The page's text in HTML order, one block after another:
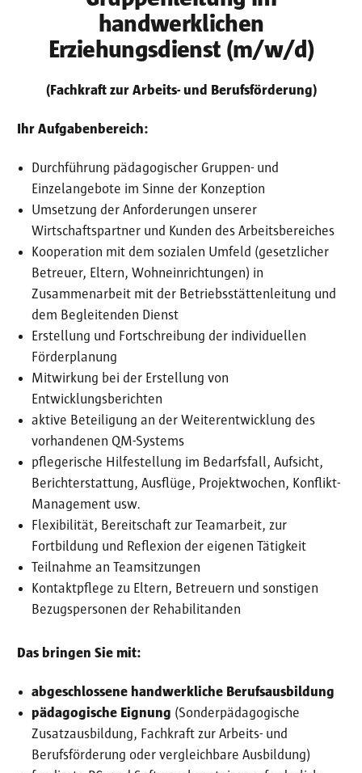
handwerklichen
Erziehungsdienst (m/w/d)
(Fachkraft zur Arbeits- und Berufsförderung)
Ihr Aufgabenbereich:
Durchführung pädagogischer Gruppen- und
Einzelangebote im Sinne der Konzeption
Umsetzung der Anforderungen unserer
Wirtschaftspartner und Kunden des Arbeitsbereiches
Kooperation mit dem sozialen Umfeld (gesetzlicher
Betreuer, Eltern, Wohneinrichtungen) in
Zusammenarbeit mit der Betriebsstättenleitung und
dem Begleitenden Dienst
Erstellung und Fortschreibung der individuellen
Förderplanung
Mitwirkung bei der Erstellung von
Entwicklungsberichten
aktive Beteiligung an der Weiterentwicklung des
vorhandenen QM-Systems
pflegerische Hilfestellung im Bedarfsfall, Aufsicht,
Berichterstattung, Ausflüge, Projektwochen, Konflikt-
Management usw.
Flexibilität, Bereitschaft zur Teamarbeit, zur
Fortbildung und Reflexion der eigenen Tätigkeit
Teilnahme an Teamsitzungen
Kontaktpflege zu Eltern, Betreuern und sonstigen
Bezugspersonen der Rehabilitanden
Das bringen Sie mit:
abgeschlossene handwerkliche Berufsausbildung
pädagogische Eignung (Sonderpädagogische
Zusatzausbildung, Fachkraft zur Arbeits- und
Berufsförderung oder vergleichbare Ausbildung)